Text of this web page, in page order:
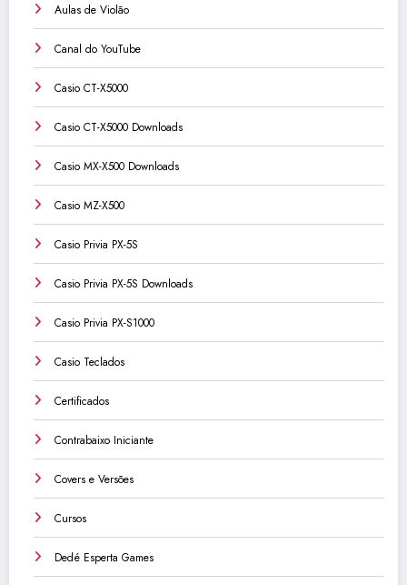
Aulas de Violão
Canal do YouTube
Casio CT-X5000
Casio CT-X5000 Downloads
Casio MX-X500 Downloads
Casio MZ-X500
Casio Privia PX-5S
Casio Privia PX-5S Downloads
Casio Privia PX-S1000
Casio Teclados
Certificados
Contrabaixo Iniciante
Covers e Versões
Cursos
Dedé Esperta Games